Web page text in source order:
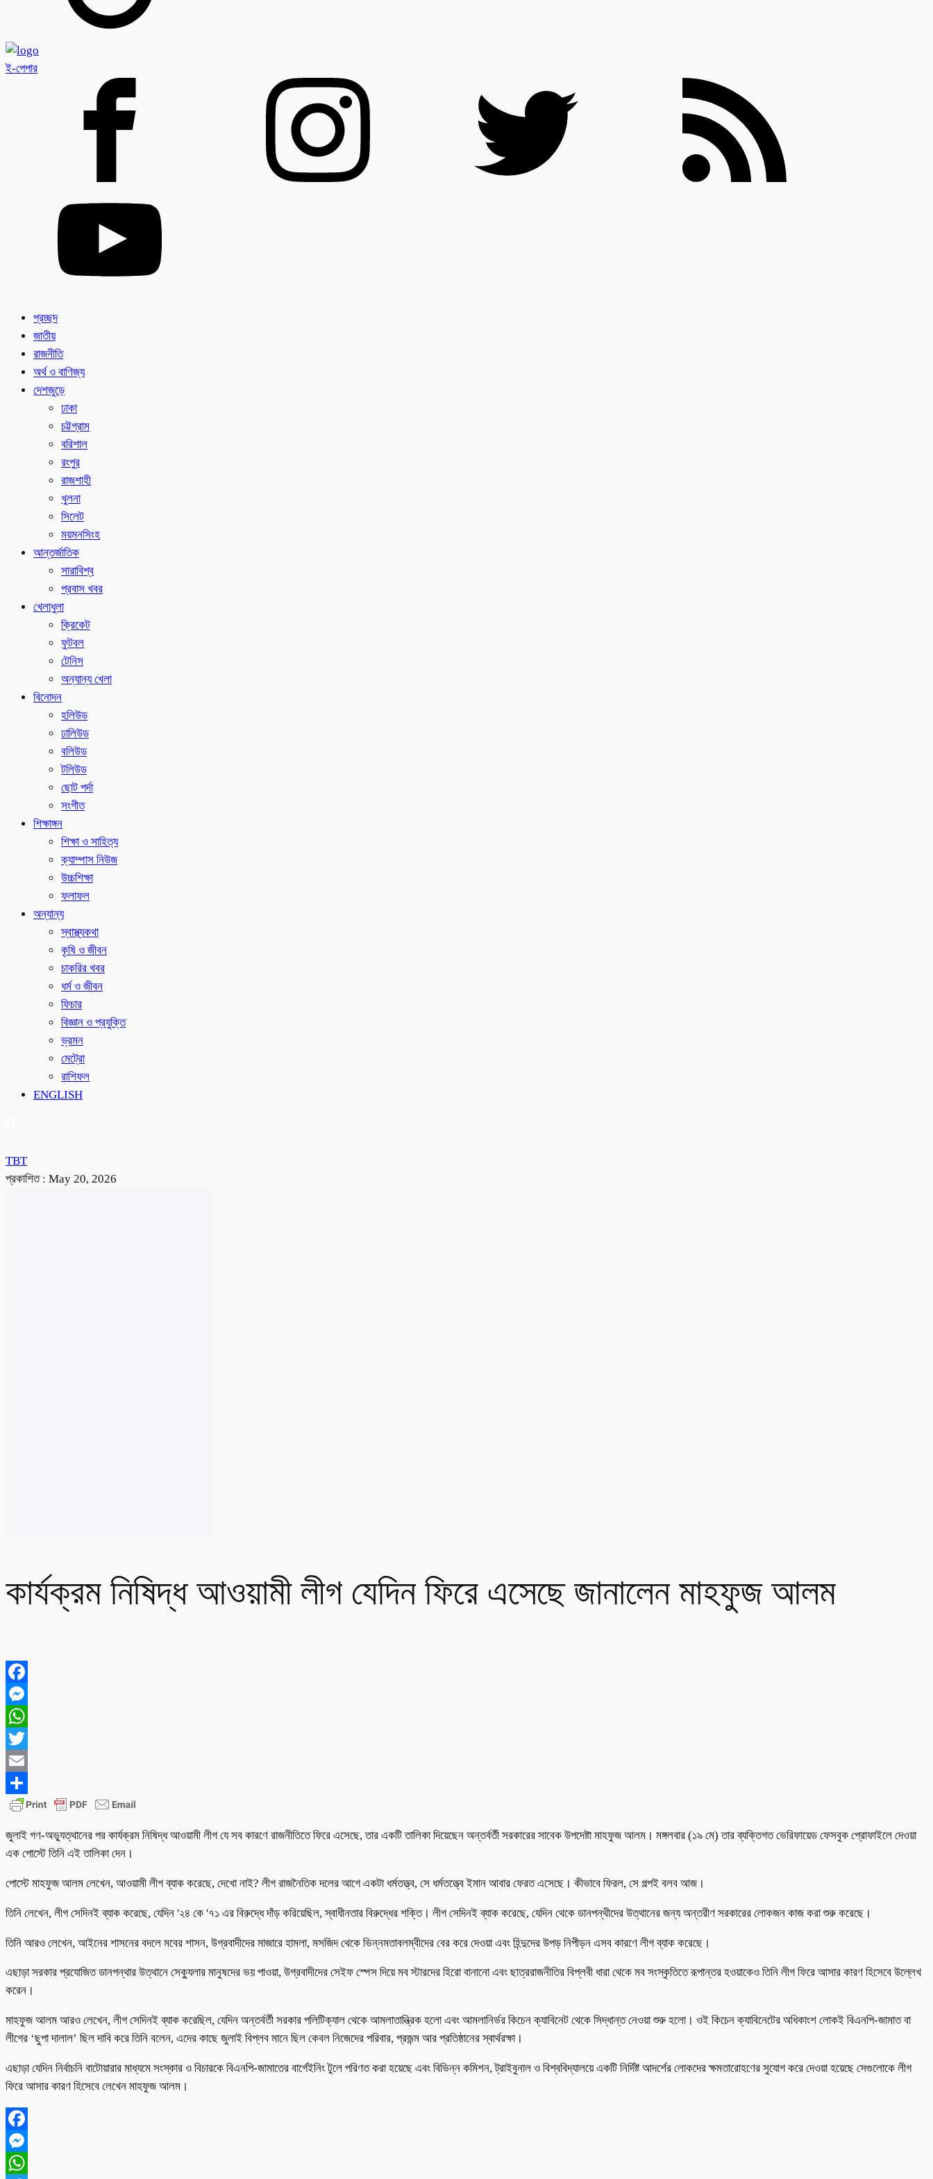
ই-পেপার
প্রচ্ছদ
জাতীয়
রাজনীতি
অর্থ ও বাণিজ্য
দেশজুড়ে
ঢাকা
চট্টগ্রাম
বরিশাল
রংপুর
রাজশাহী
খুলনা
সিলেট
ময়মনসিংহ
আন্তর্জাতিক
সারাবিশ্ব
প্রবাস খবর
খেলাধুলা
ক্রিকেট
ফুটবল
টেনিস
অন্যান্য খেলা
বিনোদন
হলিউড
ঢালিউড
বলিউড
টলিউড
ছোট পর্দা
সংগীত
শিক্ষাঙ্গন
শিক্ষা ও সাহিত্য
ক্যাম্পাস নিউজ
উচ্চশিক্ষা
ফলাফল
অন্যান্য
স্বাস্থ্যকথা
কৃষি ও জীবন
চাকরির খবর
ধর্ম ও জীবন
ফিচার
বিজ্ঞান ও প্রযুক্তি
ভ্রমন
মেট্রো
রাশিফল
ENGLISH
TBT
প্রকাশিত : May 20, 2026
কার্যক্রম নিষিদ্ধ আওয়ামী লীগ যেদিন ফিরে এসেছে জানালেন মাহফুজ আলম
Facebook
Messenger
WhatsApp
Twitter
Email
Share
জুলাই গণ-অভ্যুত্থানের পর কার্যক্রম নিষিদ্ধ আওয়ামী লীগ যে সব কারণে রাজনীতিতে ফিরে এসেছে, তার একটি তালিকা দিয়েছেন অন্তর্বর্তী সরকারের সাবেক উপদেষ্টা মাহফুজ আলম। মঙ্গলবার (১৯ মে) তার ব্যক্তিগত ভেরিফায়েড ফেসবুক প্রোফাইলে দেওয়া
এক পোস্টে তিনি এই তালিকা দেন।
পোস্টে মাহফুজ আলম লেখেন, আওয়ামী লীগ ব্যাক করেছে, দেখো নাই? লীগ রাজনৈতিক দলের আগে একটা ধর্মতত্ত্ব, সে ধর্মতত্ত্বে ইমান আবার ফেরত এসেছে। কীভাবে ফিরল, সে গল্পই বলব আজ।
তিনি লেখেন, লীগ সেদিনই ব্যাক করেছে, যেদিন '২৪ কে '৭১ এর বিরুদ্ধে দাঁড় করিয়েছিল, স্বাধীনতার বিরুদ্ধের শক্তি। লীগ সেদিনই ব্যাক করেছে, যেদিন থেকে ডানপন্থীদের উত্থানের জন্য অন্তরীণ সরকারের লোকজন কাজ করা শুরু করেছে।
তিনি আরও লেখেন, আইনের শাসনের বদলে মবের শাসন, উগ্রবাদীদের মাজারে হামলা, মসজিদ থেকে ভিন্নমতাবলম্বীদের বের করে দেওয়া এবং হিন্দুদের উপড় নিপীড়ন এসব কারণে লীগ ব্যাক করেছে।
এছাড়া সরকার প্রযোজিত ডানপন্থার উত্থানে সেক্যুলার মানুষদের ভয় পাওয়া, উগ্রবাদীদের সেইফ স্পেস দিয়ে মব স্টারদের হিরো বানানো এবং ছাত্ররাজনীতির বিপ্লবী ধারা থেকে মব সংস্কৃতিতে রূপান্তর হওয়াকেও তিনি লীগ ফিরে আসার কারণ হিসেবে উল্লেখ
করেন।
মাহফুজ আলম আরও লেখেন, লীগ সেদিনই ব্যাক করেছিল, যেদিন অন্তর্বর্তী সরকার পলিটিক্যাল থেকে আমলাতান্ত্রিক হলো এবং আমলানির্ভর কিচেন ক্যাবিনেট থেকে সিদ্ধান্ত নেওয়া শুরু হলো। ওই কিচেন ক্যাবিনেটের অধিকাংশ লোকই বিএনপি-জামাত বা
লীগের ‘ছুপা দালাল’ ছিল দাবি করে তিনি বলেন, এদের কাছে জুলাই বিপ্লব মানে ছিল কেবল নিজেদের পরিবার, প্রজন্ম আর প্রতিষ্ঠানের স্বার্থরক্ষা।
এছাড়া যেদিন নির্বাচনি বাটোয়ারার মাধ্যমে সংস্কার ও বিচারকে বিএনপি-জামাতের বার্গেইনিং টুলে পরিণত করা হয়েছে এবং বিভিন্ন কমিশন, ট্রাইবুনাল ও বিশ্ববিদ্যালয়ে একটি নির্দিষ্ট আদর্শের লোকদের ক্ষমতারোহণের সুযোগ করে দেওয়া হয়েছে সেগুলোকে লীগ
ফিরে আসার কারণ হিসেবে লেখেন মাহফুজ আলম।
Facebook
Messenger